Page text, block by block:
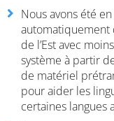
Nous avons été
automatiquement
de l’Est avec
système à partir
de matériel
pour aider les
certaines langues